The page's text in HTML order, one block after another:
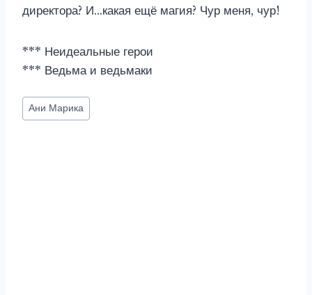
директора? И…какая ещё магия? Чур меня, чур!
*** Неидеальные герои
*** Ведьма и ведьмаки
Метки
записи:
Ани Марика